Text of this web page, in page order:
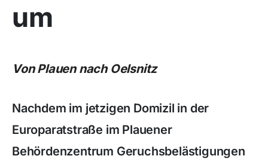
um
Von Plauen nach Oelsnitz
Nachdem im jetzigen Domizil in der
Europaratstraße im Plauener
Behördenzentrum Geruchsbelästigungen